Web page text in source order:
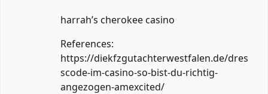
harrah’s cherokee casino
References:
https://diekfzgutachterwestfalen.de/dres
scode-im-casino-so-bist-du-richtig-
angezogen-amexcited/